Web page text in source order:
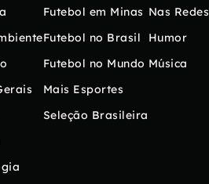
Futebol em Minas
Futebol no Brasil
Futebol no Mundo
Mais Esportes
Seleção Brasileira
Nas Redes
Humor
Música